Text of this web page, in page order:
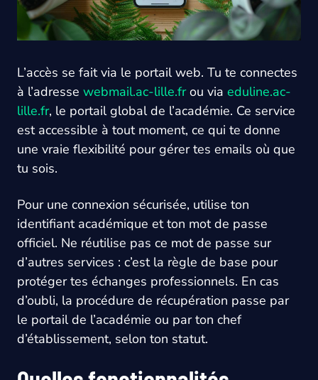
L’accès se fait via le portail web. Tu te connectes
à l’adresse webmail.ac-lille.frou via eduline.ac-
lille.fr, le portail global de l’académie. Ce service
est accessible à tout moment, ce qui te donne
une vraie flexibilité pour gérer tes emails où que
tu sois.
Pour une connexion sécurisée, utilise ton
identifiant académique et ton mot de passe
officiel. Ne réutilise pas ce mot de passe sur
d’autres services : c’est la règle de base pour
protéger tes échanges professionnels. En cas
d’oubli, la procédure de récupération passe par
le portail de l’académie ou par ton chef
d’établissement, selon ton statut.